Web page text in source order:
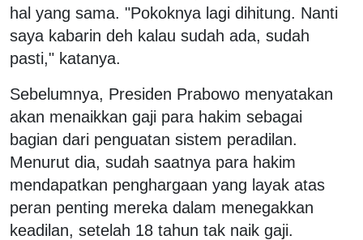
hal yang sama. "Pokoknya lagi dihitung. Nanti
saya kabarin deh kalau sudah ada, sudah
pasti," katanya.
Sebelumnya, Presiden Prabowo menyatakan
akan menaikkan gaji para hakim sebagai
bagian dari penguatan sistem peradilan.
Menurut dia, sudah saatnya para hakim
mendapatkan penghargaan yang layak atas
peran penting mereka dalam menegakkan
keadilan, setelah 18 tahun tak naik gaji.